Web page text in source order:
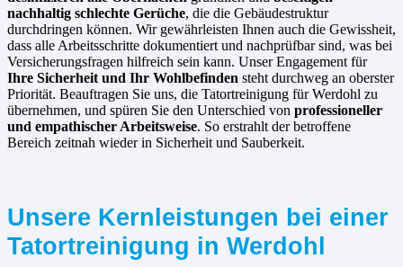
nachhaltig schlechte Gerüche, die die Gebäudestruktur
durchdringen können. Wir gewährleisten Ihnen auch die Gewissheit,
dass alle Arbeitsschritte dokumentiert und nachprüfbar sind, was bei
Versicherungsfragen hilfreich sein kann. Unser Engagement für
Ihre Sicherheit und Ihr Wohlbefinden steht durchweg an oberster
Priorität. Beauftragen Sie uns, die Tatortreinigung für Werdohl zu
übernehmen, und spüren Sie den Unterschied von professioneller
und empathischer Arbeitsweise. So erstrahlt der betroffene
Bereich zeitnah wieder in Sicherheit und Sauberkeit.
Unsere Kernleistungen bei einer
Tatortreinigung in Werdohl